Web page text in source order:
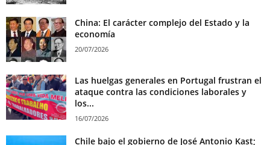
China: El carácter complejo del Estado y la
economía
20/07/2026
Las huelgas generales en Portugal frustran el
ataque contra las condiciones laborales y
los...
16/07/2026
Chile bajo el gobierno de José Antonio Kast;